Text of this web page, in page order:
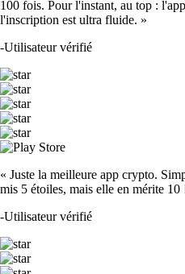
100 fois. Pour l'instant, au top :
l'inscription est ultra fluide. »
-Utilisateur vérifié
« Juste la meilleure app crypto.
mis 5 étoiles, mais elle en mérite 10
-Utilisateur vérifié